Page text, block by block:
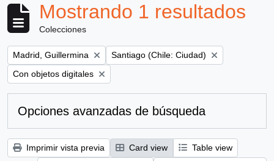
Mostrando 1 resultados
Colecciones
Remove filter:
Madrid, Guillermina Remove filter:
Santiago (Chile: Ciudad)
Remove filter:
Con objetos digitales
Opciones avanzadas de búsqueda
Imprimir vista previa Card view
Table view